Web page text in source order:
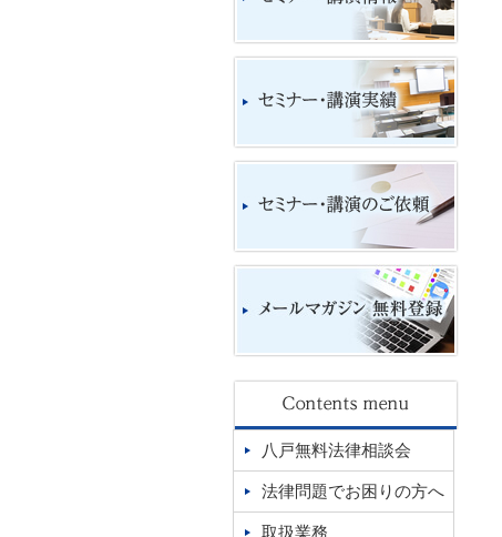
八戸無料法律相談会
法律問題でお困りの方へ
取扱業務